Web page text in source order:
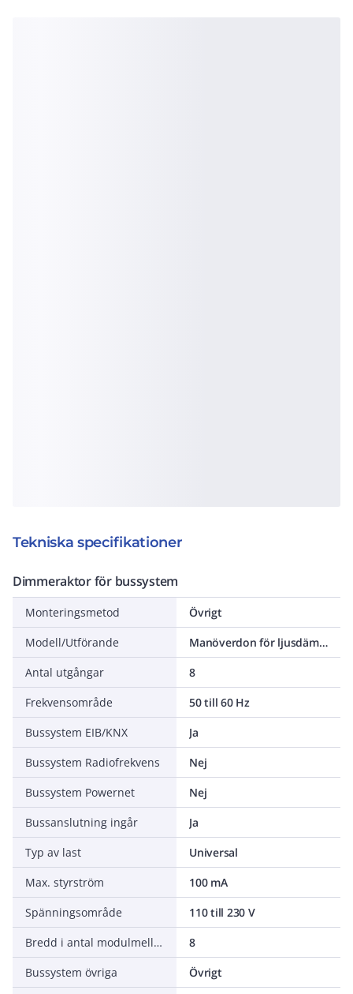
Tekniska specifikationer
Dimmeraktor för bussystem
Monteringsmetod
Övrigt
Modell/Utförande
Manöverdon för ljusdämpning
Antal utgångar
8
Frekvensområde
50 till 60 Hz
Bussystem EIB/KNX
Ja
Bussystem Radiofrekvens
Nej
Bussystem Powernet
Nej
Bussanslutning ingår
Ja
Typ av last
Universal
Max. styrström
100 mA
Spänningsområde
110 till 230 V
Bredd i antal modulmellanrum
8
Bussystem övriga
Övrigt